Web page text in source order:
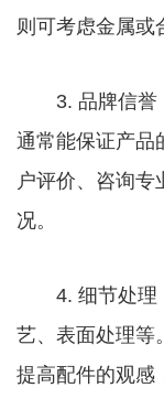
则可考虑金属或
3. 品牌信誉：
通常能保证产品
户评价、咨询
况。
4. 细节处理：
艺、表面处理等
提高配件的观感